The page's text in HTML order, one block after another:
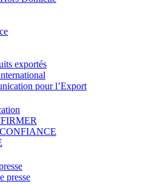
exportés
pour l’Export
presse